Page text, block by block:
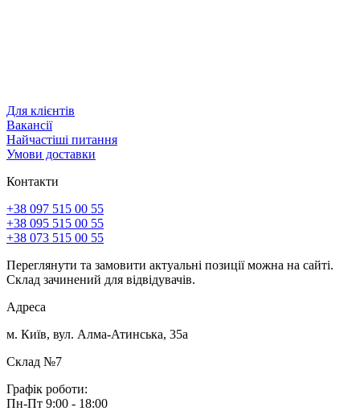
Для клієнтів
Вакансії
Найчастіші питання
Умови доставки
Контакти
+38 097 515 00 55
+38 095 515 00 55
+38 073 515 00 55
Переглянути та замовити актуальні позиції можна на сайті.
Склад зачинений для відвідувачів.
Адреса
м. Київ, вул. Алма-Атинська, 35а
Склад №7
Графік роботи:
Пн-Пт 9:00 - 18:00